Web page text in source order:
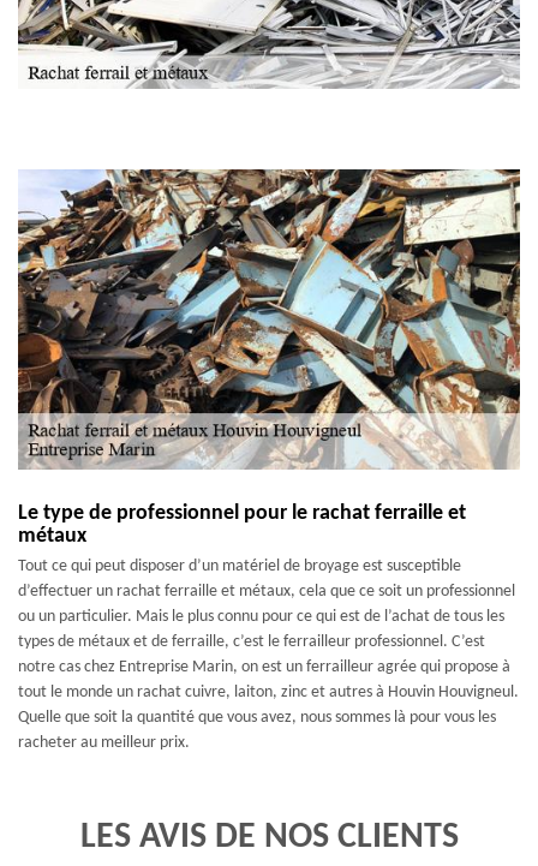
Le type de professionnel pour le rachat ferraille et
métaux
Tout ce qui peut disposer d’un matériel de broyage est susceptible
d’effectuer un rachat ferraille et métaux, cela que ce soit un professionnel
ou un particulier. Mais le plus connu pour ce qui est de l’achat de tous les
types de métaux et de ferraille, c’est le ferrailleur professionnel. C’est
notre cas chez Entreprise Marin, on est un ferrailleur agrée qui propose à
tout le monde un rachat cuivre, laiton, zinc et autres à Houvin Houvigneul.
Quelle que soit la quantité que vous avez, nous sommes là pour vous les
racheter au meilleur prix.
LES AVIS DE NOS CLIENTS